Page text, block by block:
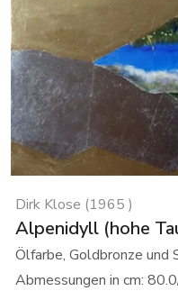
Dirk Klose (1965 )
Alpenidyll (hohe
Ölfarbe, Goldbronze und
Abmessungen in cm: